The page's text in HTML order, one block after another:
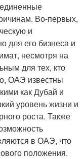
Во-первых,
и
для его бизнеса и
несмотря на
для тех, кто
ОАЭ известны
как Дубай и
уровень жизни и
роста. Также
в ОАЭ, что
положения.